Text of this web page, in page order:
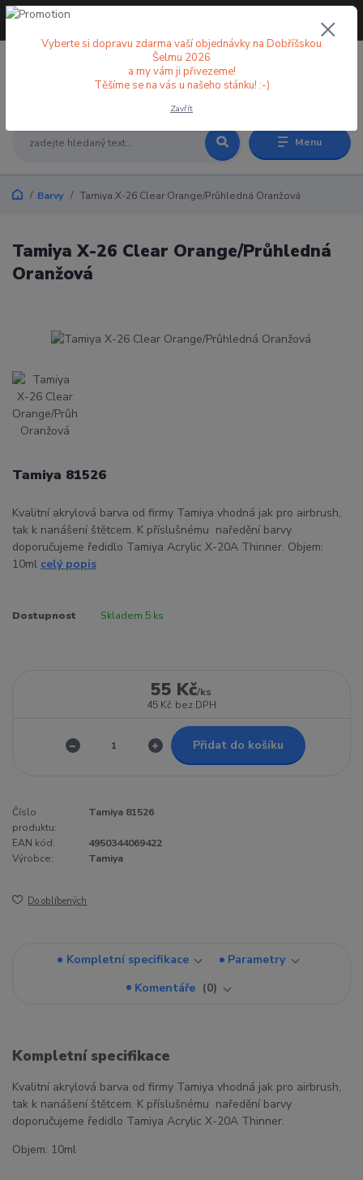
Menu
+420 773 998 582
Barvy Tamiya X-26 Clear Orange/Průhledná Oranžová
Tamiya X-26 Clear Orange/Průhledná
Oranžová
Tamiya 81526
Kvalitní akrylová barva od firmy Tamiya vhodná jak pro airbrush,
tak k nanášení štětcem. K příslušnému naředění barvy
doporučujeme ředidlo Tamiya Acrylic X-20A Thinner. Objem:
10ml celý popis
Dostupnost Skladem 5 ks
55 Kč/ks
45 Kč bez DPH
Přidat do košíku
Číslo
produktu:
Tamiya 81526
EAN kód:
4950344069422
Výrobce:
Tamiya
Do oblíbených
Kompletní specifikace
Parametry
Komentáře
0
Kompletní specifikace
Kvalitní akrylová barva od firmy Tamiya vhodná jak pro airbrush,
tak k nanášení štětcem. K příslušnému naředění barvy
doporučujeme ředidlo Tamiya Acrylic X-20A Thinner.
Objem: 10ml
Vyberte si dopravu zdarma vaší objednávky na Dobříšskou
Šelmu 2026
a my vám ji přivezeme!
Těšíme se na vás u našeho stánku! :-)
Zavřít